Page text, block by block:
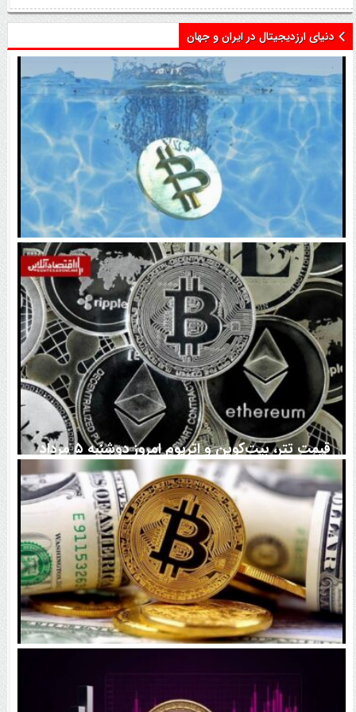
دنیای ارزدیجیتال در ایران و جهان
اتفاق تاریخی در بازار رمزارزها / بیت‌کوین سبز شد
قیمت تتر، بیت‌کوین و اتریوم امروز دوشنبه ۵ مرداد
۱۴۰۵ | بیت‌کوین این مرز را از دست بدهد، همه‌چیز تغییر
می‌کند